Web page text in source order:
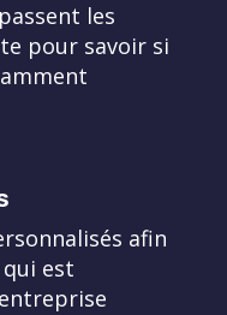
les
pour savoir si
afin
qui est